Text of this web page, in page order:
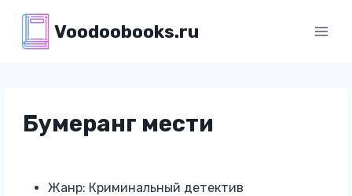
содержимому
Voodoobooks.ru
Бумеранг мести
Жанр: Криминальный детектив